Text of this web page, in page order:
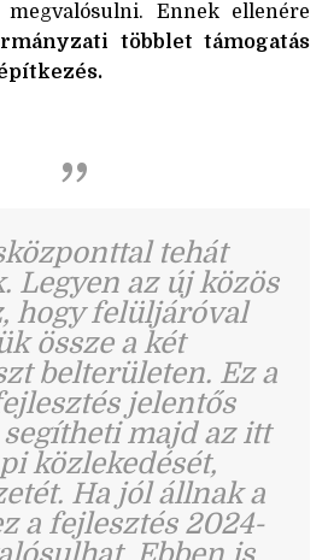
Ennek ellenére
többlet támogatás
tehát
Legyen az új közös
hogy felüljáróval
össze a két
belterületen. Ez a
jelentős
majd az itt
közlekedését,
Ha jól állnak a
a fejlesztés 2024-